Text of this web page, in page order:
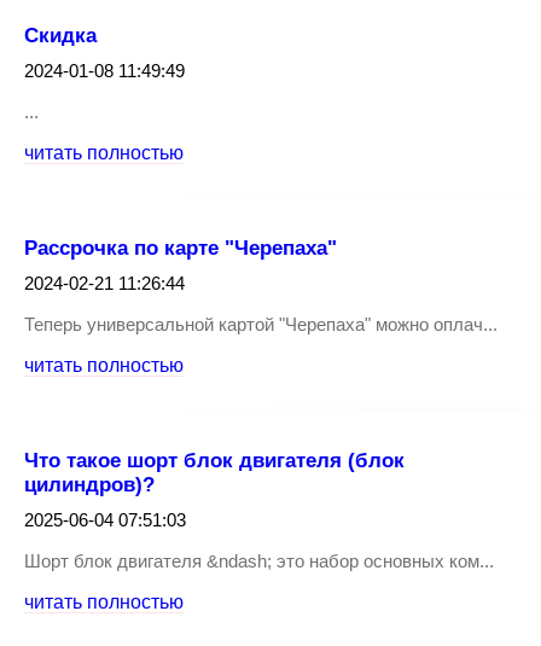
Скидка
2024-01-08 11:49:49
...
читать полностью
Рассрочка по карте "Черепаха"
2024-02-21 11:26:44
Теперь универсальной картой "Черепаха" можно оплач...
читать полностью
Что такое шорт блок двигателя (блок
цилиндров)?
2025-06-04 07:51:03
Шорт блок двигателя &ndash; это набор основных ком...
читать полностью